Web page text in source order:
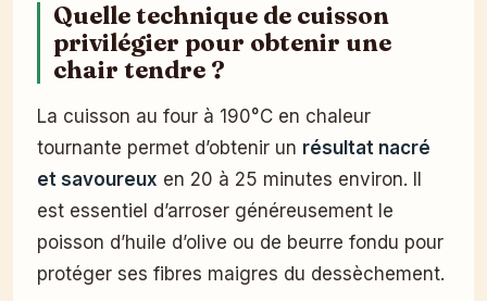
Quelle technique de cuisson
privilégier pour obtenir une
chair tendre ?
La cuisson au four à 190°C en chaleur
tournante permet d’obtenir un résultat nacré
et savoureux en 20 à 25 minutes environ. Il
est essentiel d’arroser généreusement le
poisson d’huile d’olive ou de beurre fondu pour
protéger ses fibres maigres du dessèchement.